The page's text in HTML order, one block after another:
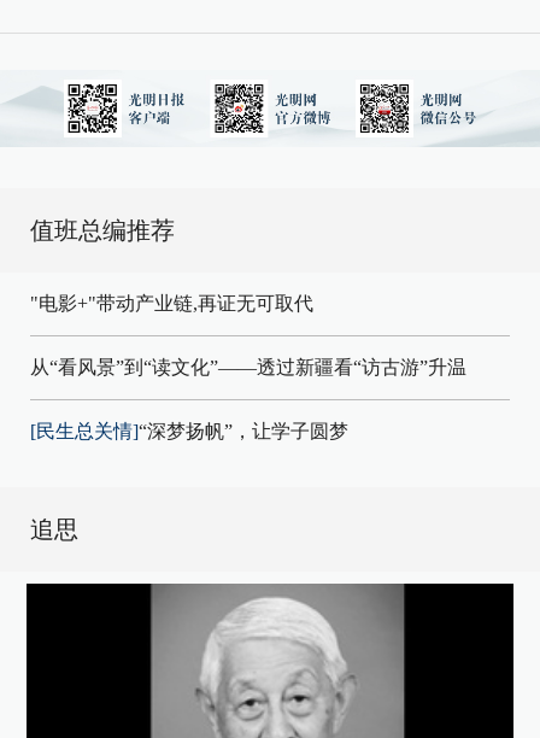
值班总编推荐
"电影+"带动产业链,再证无可取代
从“看风景”到“读文化”——透过新疆看“访古游”升温
[民生总关情]“深梦扬帆”，让学子圆梦
追思